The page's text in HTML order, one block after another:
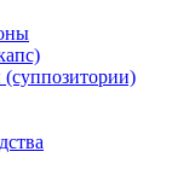
(суппозитории)